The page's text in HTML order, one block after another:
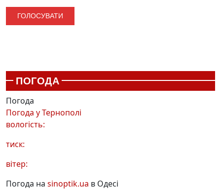
ПОГОДА
Погода
Погода уТернополі
вологість:
тиск:
вітер:
Погода на sinoptik.ua в Одесі